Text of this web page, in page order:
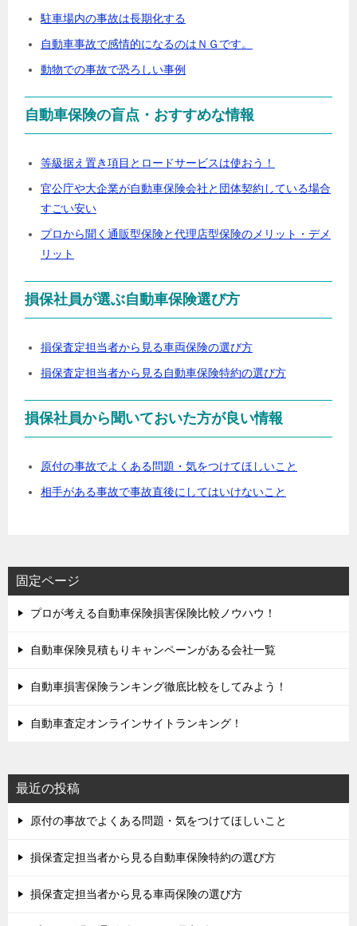
駐車場内の事故は長期化する
自動車事故で感情的になるのはＮＧです。
動物での事故で恐ろしい事例
自動車保険の盲点・おすすめな情報
等級据え置き項目とロードサービスは使おう！
官公庁や大企業が自動車保険会社と団体契約している場合
すごい安い
プロから聞く通販型保険と代理店型保険のメリット・デメ
リット
損保社員が選ぶ自動車保険選び方
損保査定担当者から見る車両保険の選び方
損保査定担当者から見る自動車保険特約の選び方
損保社員から聞いておいた方が良い情報
原付の事故でよくある問題・気をつけてほしいこと
相手がある事故で事故直後にしてはいけないこと
固定ページ
プロが考える自動車保険損害保険比較ノウハウ！
自動車保険見積もりキャンペーンがある会社一覧
自動車損害保険ランキング徹底比較をしてみよう！
自動車査定オンラインサイトランキング！
最近の投稿
原付の事故でよくある問題・気をつけてほしいこと
損保査定担当者から見る自動車保険特約の選び方
損保査定担当者から見る車両保険の選び方